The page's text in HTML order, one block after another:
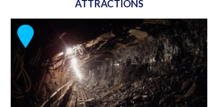
ATTRACTIONS